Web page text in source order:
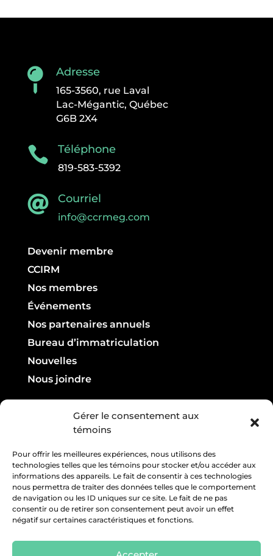
Gérer le consentement aux
témoins
Pour offrir les meilleures expériences, nous utilisons des
technologies telles que les témoins pour stocker et/ou accéder aux
informations des appareils. Le fait de consentir à ces technologies
nous permettra de traiter des données telles que le comportement
de navigation ou les ID uniques sur ce site. Le fait de ne pas
consentir ou de retirer son consentement peut avoir un effet
négatif sur certaines caractéristiques et fonctions.
 Adresse
165-3560, rue Laval
Lac-Mégantic, Québec
G6B 2X4
 Téléphone
819-583-5392
 Courriel
info@ccrmeg.com
Devenir membre
CCIRM
Nos membres
Événements
Nos partenaires annuels
Bureau d’immatriculation
Nouvelles
Nous joindre
Infolettre
Courriel :